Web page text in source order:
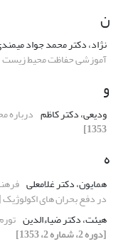
ن
نژاد، دکتر محمد جواد
آموزشی حفاظت محیط زیست
و
ودیعی، دکتر کاظم درباره
1353]
ه
همایون، دکتر غلامعلی
در دفع بحران های اکولوژیک
هیئت، دکتر ضیاءالدین
[دوره 2، شماره 2، 1353]